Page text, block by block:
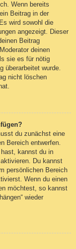
Wenn bereits
Beitrag in der
wird sowohl die
angezeigt. Dieser
Beitrag
deinen
sie es für nötig
überarbeitet wurde.
nicht löschen
du zunächst eine
Bereich entwerfen.
kannst du in
Du kannst
persönlichen Bereich
Wenn du einen
möchtest, so kannst
wieder